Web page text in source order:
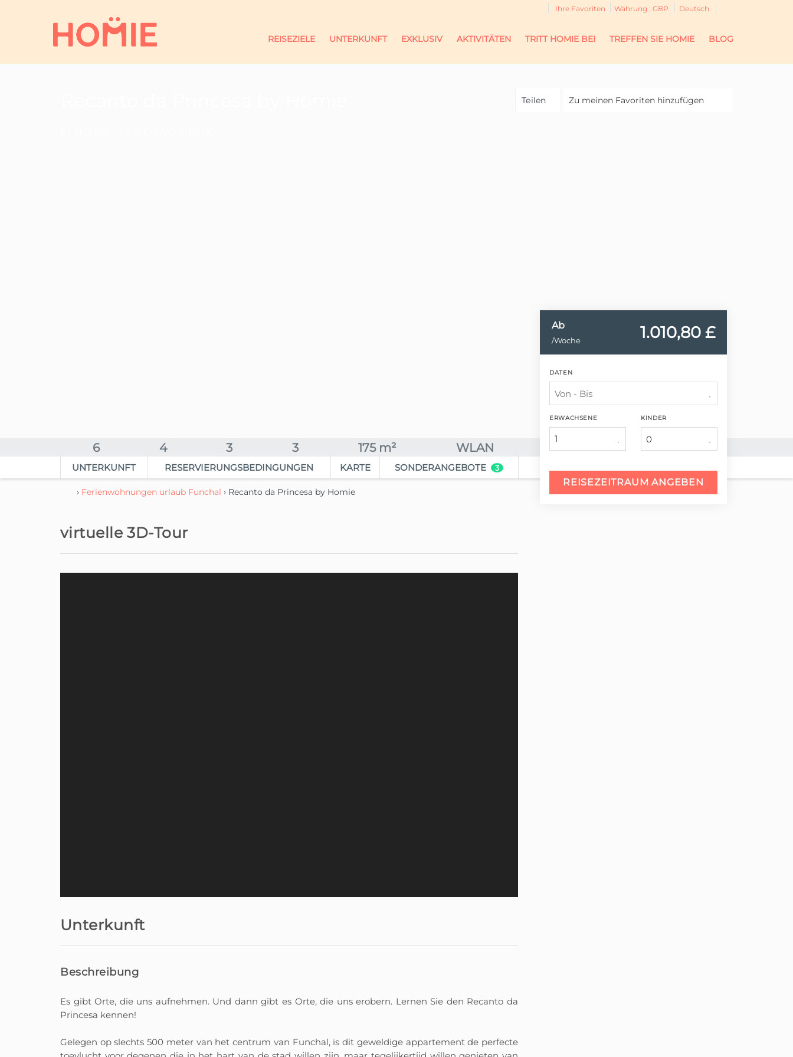
Deutsch
Währung : GBP
Ihre Favoriten
REISEZIELE UNTERKUNFT EXKLUSIV AKTIVITÄTEN TRITT HOMIE BEI TREFFEN SIE HOMIE BLOG
Zu meinen Favoriten hinzufügen
Teilen
6 4 3 3 175 m² WLAN
UNTERKUNFT RESERVIERUNGSBEDINGUNGEN KARTE SONDERANGEBOTE 3
› Ferienwohnungen urlaub Funchal › Recanto da Princesa by Homie
Ab
/Woche 1.010,80 £
DATEN
ERWACHSENE
1
KINDER
REISEZEITRAUM ANGEBEN
virtuelle 3D-Tour
Unterkunft
Beschreibung
Es gibt Orte, die uns aufnehmen. Und dann gibt es Orte, die uns erobern. Lernen Sie den Recanto da
Princesa kennen!
Gelegen op slechts 500 meter van het centrum van Funchal, is dit geweldige appartement de perfecte